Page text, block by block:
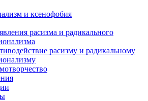
и ксенофобия
расизма и радикального
расизму и радикальному